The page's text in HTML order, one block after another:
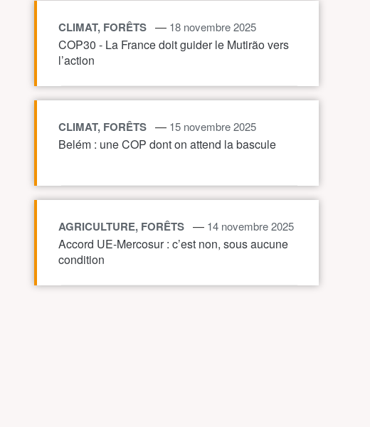
CLIMAT, FORÊTS — 18 novembre 2025
COP30 - La France doit guider le Mutirão vers
l’action
CLIMAT, FORÊTS — 15 novembre 2025
Belém : une COP dont on attend la bascule
AGRICULTURE, FORÊTS — 14 novembre 2025
Accord UE-Mercosur : c’est non, sous aucune
condition